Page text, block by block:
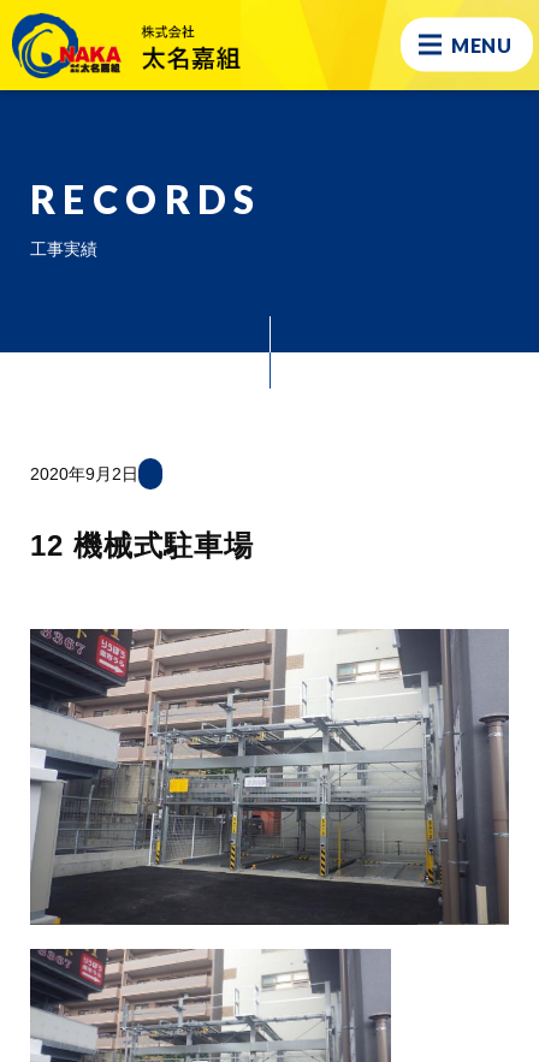
MENU
RECORDS
工事実績
2020年9月2日
12 機械式駐車場